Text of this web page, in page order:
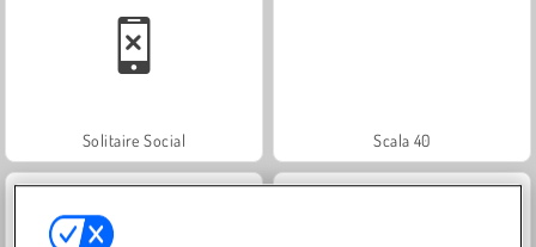
Solitaire Social Scala 40